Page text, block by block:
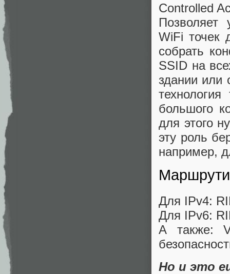
Controlled
Позволяет
WiFi точек
собрать
SSID на
здании или
большого
для этого
эту роль
например,
Для IPv4:
Для IPv6:
А также:
Но и это